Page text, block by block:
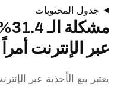
جدول المحتويات
عبر الإنترنت
يعتبر بيع الأحذية عبر